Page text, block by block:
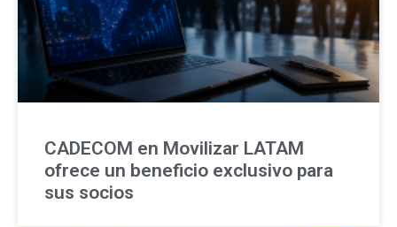
CADECOM en Movilizar LATAM
ofrece un beneficio exclusivo para
sus socios